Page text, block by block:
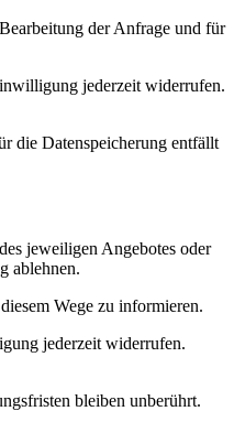
der Anfrage und für
jederzeit widerrufen.
die Datenspeicherung entfällt
jeweiligen Angebotes oder
ablehnen.
Wege zu informieren.
jederzeit widerrufen.
bleiben unberührt.